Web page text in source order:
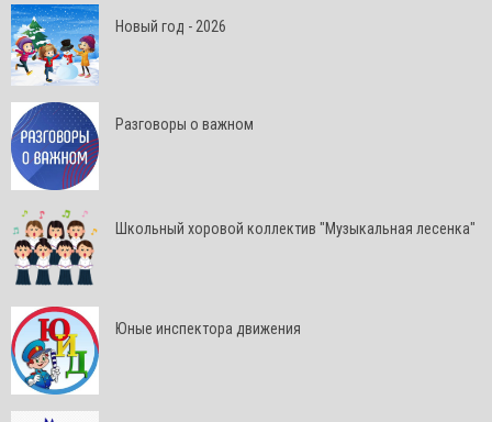
Новый год - 2026
Разговоры о важном
Школьный хоровой коллектив "Музыкальная лесенка"
Юные инспектора движения